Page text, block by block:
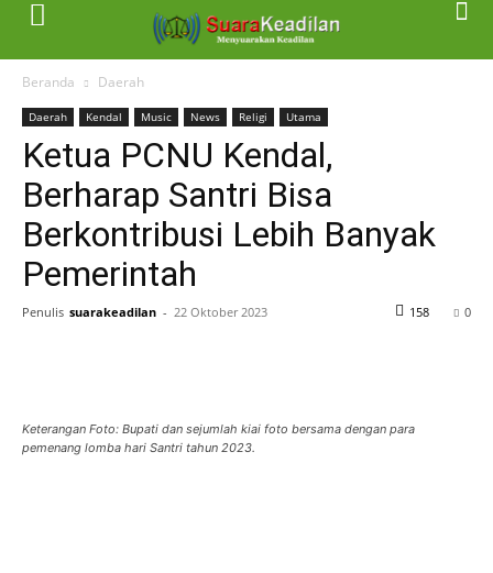
Beranda Daerah
Daerah Kendal Music News Religi Utama
Ketua PCNU Kendal,
Berharap Santri Bisa
Berkontribusi Lebih Banyak
Pemerintah
Penulis suarakeadilan - 22 Oktober 2023 0
158
Keterangan Foto: Bupati dan sejumlah kiai foto bersama dengan para
pemenang lomba hari Santri tahun 2023.